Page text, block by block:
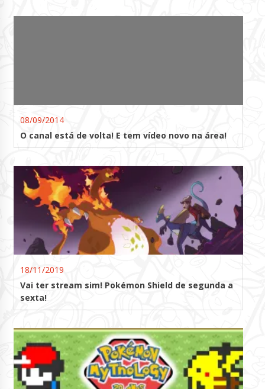
08/09/2014
O canal está de volta! E tem vídeo novo na área!
18/11/2019
Vai ter stream sim! Pokémon Shield de segunda a
sexta!